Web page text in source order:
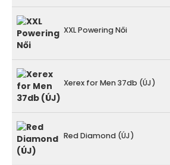
XXL Powering Női
Xerex for Men 37db (ÚJ)
Red Diamond (ÚJ)